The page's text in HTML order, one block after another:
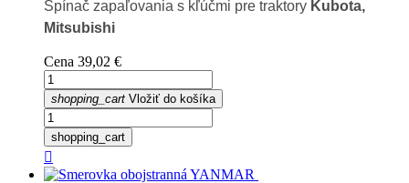
Spínač zapaľovania s kľúčmi pre traktory Kubota,
Mitsubishi
Cena 39,02 €
shopping_cart Vložiť do košíka
shopping_cart
